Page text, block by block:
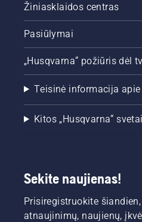
Žiniasklaidos centras
Pasiūlymai
„Husqvarna“ požiūris dėl
Teisinė informacija
Kitos „Husqvarna“
Sekite naujienas!
Prisiregistruokite
atnaujinimų, naujienų,